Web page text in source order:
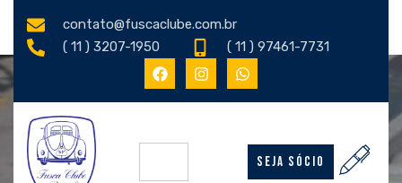
contato@fuscaclube.com.br
( 11 ) 3207-1950
( 11 ) 97461-7731
SEJA SÓCIO